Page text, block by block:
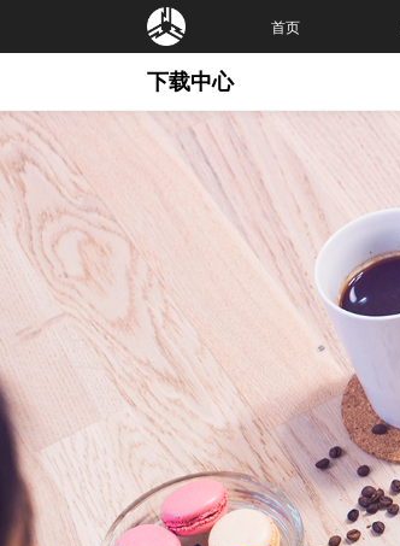
首页
下载中心